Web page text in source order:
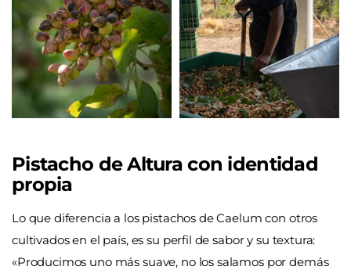
Pistacho de Altura con identidad
propia
Lo que diferencia a los pistachos de Caelum con otros
cultivados en el país, es su perfil de sabor y su textura:
«Producimos uno más suave, no los salamos por demás